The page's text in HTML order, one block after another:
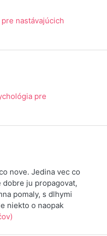
nastávajúcich
pre
nove. Jedina vec co
dobre ju propagovat,
pomaly, s dlhymi
niekto o naopak